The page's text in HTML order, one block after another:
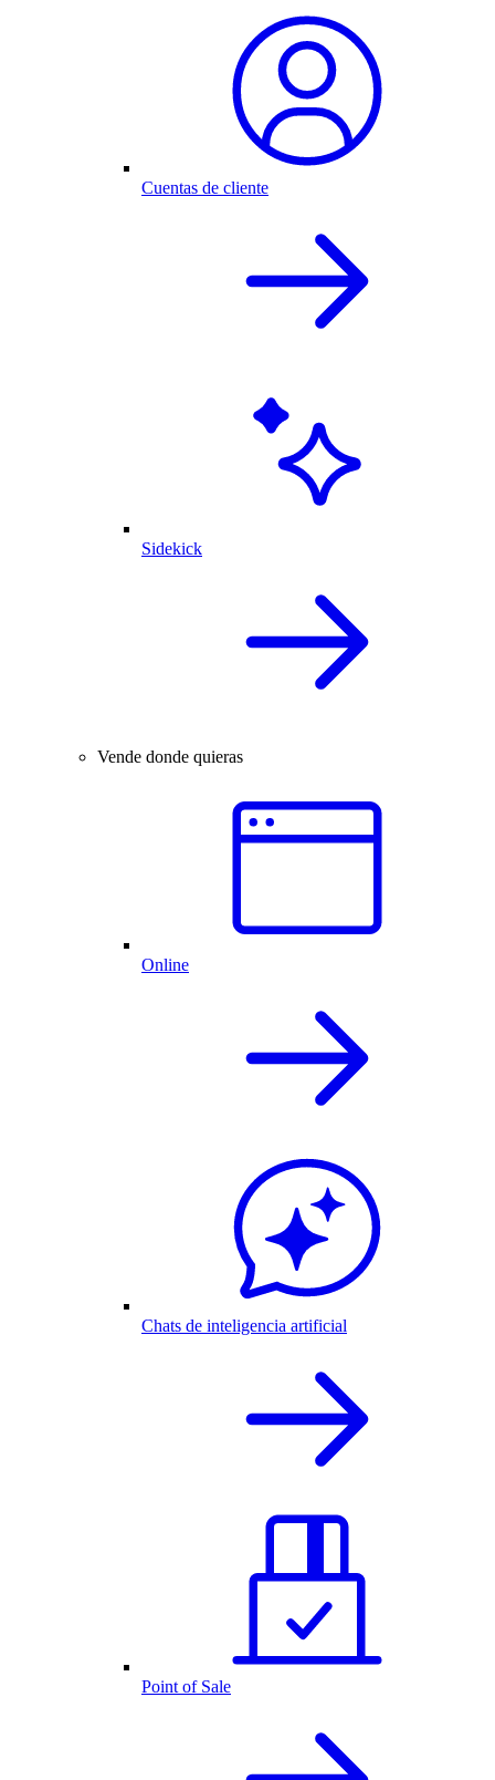
Cuentas de cliente
Sidekick
Vende donde quieras
Online
Chats de inteligencia artificial
Point of Sale